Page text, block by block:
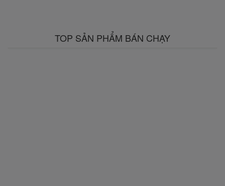
TOP SẢN PHẨM BÁN CHẠY